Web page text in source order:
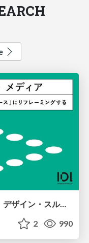
【RESEARCH Conference 2023】デザイン・スルー・メディア～企業がメディアを持つ意味を「価値創造のベース」にリフレーミングする～
2 990